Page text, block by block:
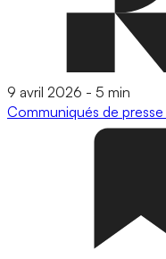
9 avril 2026 - 5 min
Communiqués de presse